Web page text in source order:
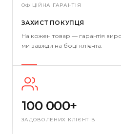
ОФІЦІЙНА ГАРАНТІЯ
ЗАХИСТ ПОКУПЦЯ
На кожен товар — гарантія
ми завжди на боці клієнта.
100 000+
ЗАДОВОЛЕНИХ КЛІЄНТІВ